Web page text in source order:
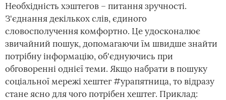
Необхідність хэштегов – питання зручності.
З'єднання декількох слів, єдиного
словосполучення комфортно. Це удосконалює
звичайний пошук, допомагаючи їм швидше знайти
потрібну інформацію, об'єднуючись при
обговоренні однієї теми. Якщо набрати в пошуку
соціальної мережі хештег #урапятница, то відразу
стане ясно для чого потрібен хештег. Приклад: